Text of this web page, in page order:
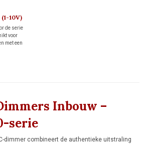
10V)
de serie
voor
met een
flikkervrij
Inbouw –
serie
dimmer combineert de authentieke uitstraling